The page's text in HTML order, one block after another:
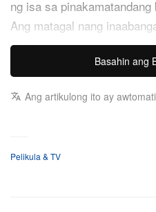
ng isa sa
Ang matagal nang
The Odysseyay wala pang
tuluyang mapanood sa
Hathaway, at Tom Holland
class, ituring mo na itong
bagay na dapat mong
Basahin ang
Ang artikulong ito ay
Pelikula & TV